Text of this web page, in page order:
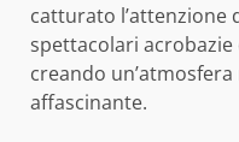
catturato
spettacolari
creando
affascinante.